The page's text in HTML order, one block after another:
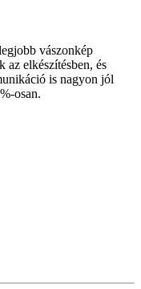
vászonkép
az elkészítésben, és
is nagyon jól
osan.